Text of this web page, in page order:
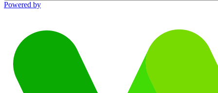
Powered by